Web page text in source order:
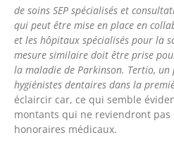
de soins SEP spécialisés et
qui peut être mise en place en
et les hôpitaux spécialisés pour la
mesure similaire doit être prise
la maladie de Parkinson. Tertio,
hygiénistes dentaires dans la
éclaircir car, ce qui semble
montants qui ne reviendront pas
honoraires médicaux.